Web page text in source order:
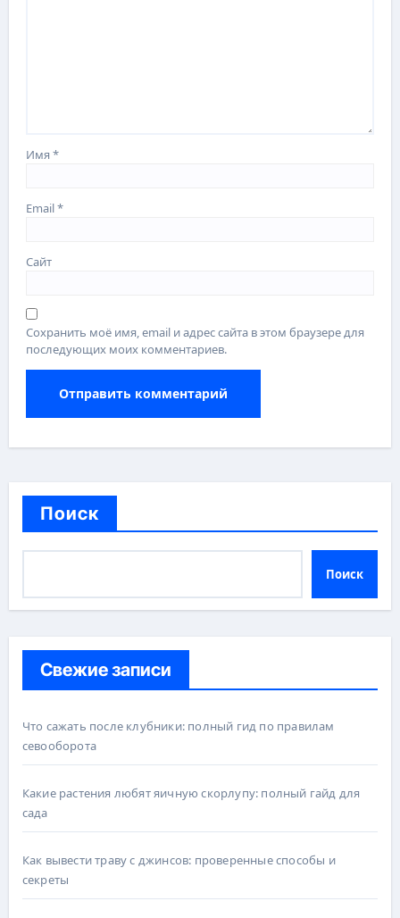
Имя*
Email*
Сайт
Сохранить моё имя, email и адрес сайта в этом браузере для
последующих моих комментариев.
Поиск
Поиск
Свежие записи
Что сажать после клубники: полный гид по правилам
севооборота
Какие растения любят яичную скорлупу: полный гайд для
сада
Как вывести траву с джинсов: проверенные способы и
секреты